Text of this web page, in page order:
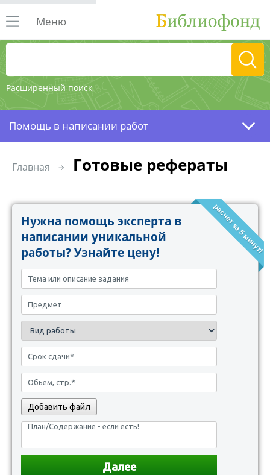
Расширенный поиск
Меню
Помощь в написании работ
Главная Готовые рефераты
расчет за 5 минут!
Нужна помощь эксперта в
написании уникальной
работы? Узнайте цену!
Добавить файл